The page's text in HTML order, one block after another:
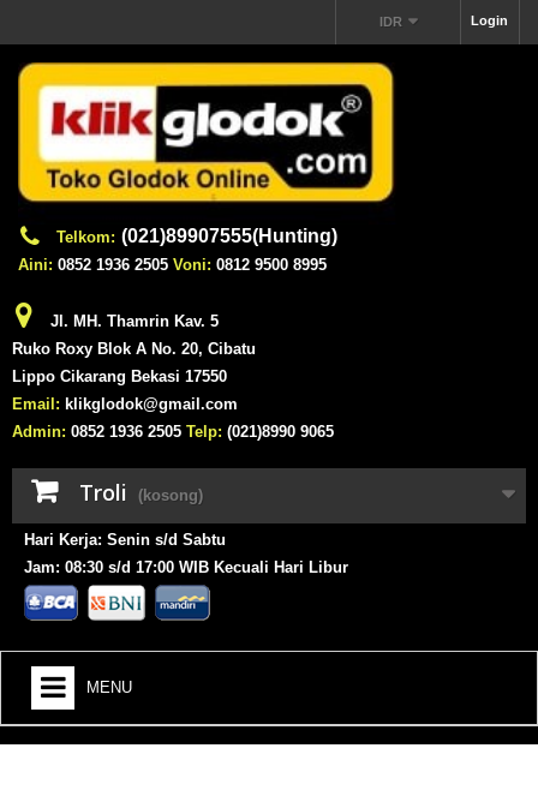
Login
IDR
Telkom: (021)89907555(Hunting)
Aini: 0852 1936 2505 Voni: 0812 9500 8995
Jl. MH. Thamrin Kav. 5
Ruko Roxy Blok A No. 20, Cibatu
Lippo Cikarang Bekasi 17550
Email: klikglodok@gmail.com
Admin: 0852 1936 2505 Telp: (021)8990 9065
Troli (kosong)
Hari Kerja: Senin s/d Sabtu
Jam: 08:30 s/d 17:00 WIB Kecuali Hari Libur
MENU